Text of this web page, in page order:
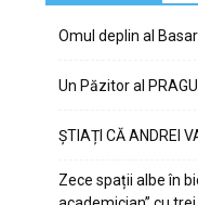
Omul deplin al
Un Păzitor al
ȘTIAȚI CĂ ANDREI
Zece spații albe în